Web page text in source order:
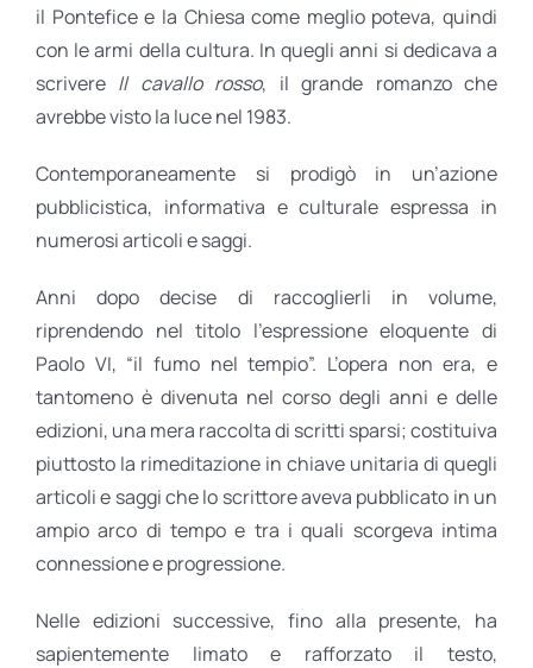
il Pontefice e la Chiesa come meglio poteva, quindi
con le armi della cultura. In quegli anni si dedicava a
scrivere Il cavallo rosso, il grande romanzo che
avrebbe visto la luce nel 1983.
Contemporaneamente si prodigò in un’azione
pubblicistica, informativa e culturale espressa in
numerosi articoli e saggi.
Anni dopo decise di raccoglierli in volume,
riprendendo nel titolo l’espressione eloquente di
Paolo VI, “il fumo nel tempio”. L’opera non era, e
tantomeno è divenuta nel corso degli anni e delle
edizioni, una mera raccolta di scritti sparsi; costituiva
piuttosto la rimeditazione in chiave unitaria di quegli
articoli e saggi che lo scrittore aveva pubblicato in un
ampio arco di tempo e tra i quali scorgeva intima
connessione e progressione.
Nelle edizioni successive, fino alla presente, ha
sapientemente limato e rafforzato il testo,